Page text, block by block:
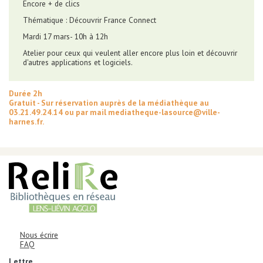
Encore + de clics
Thématique : Découvrir France Connect
Mardi 17 mars- 10h à 12h
Atelier pour ceux qui veulent aller encore plus loin et découvrir
d'autres applications et logiciels.
Durée 2h
Gratuit - Sur réservation auprès de la médiathèque au
03.21.49.24.14 ou par mail mediatheque-lasource@ville-
harnes.fr.
AUTRES INFORMATIONS ET MENTIONS LÉGALES
Corps
Informations de contact
Nous écrire
FAQ
Corps